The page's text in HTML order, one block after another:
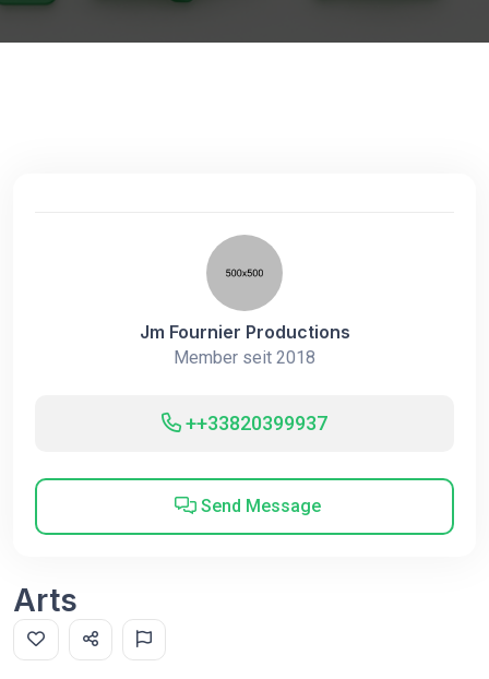
Jm Fournier Productions
Member seit 2018
++33820399937
Send Message
Arts